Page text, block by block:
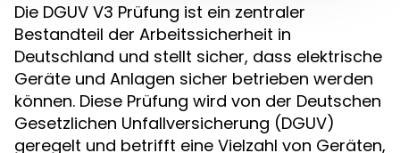
Die DGUV V3 Prüfung ist ein zentraler
Bestandteil der Arbeitssicherheit in
Deutschland und stellt sicher, dass elektrische
Geräte und Anlagen sicher betrieben werden
können. Diese Prüfung wird von der Deutschen
Gesetzlichen Unfallversicherung (DGUV)
geregelt und betrifft eine Vielzahl von Geräten,